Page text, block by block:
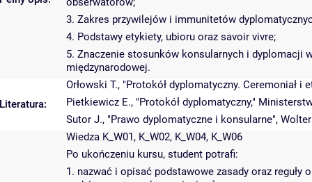
3. Zakres przywilejów i immunitetów
4. Podstawy etykiety, ubioru oraz savoir vivre;
5. Znaczenie stosunków konsularnych i dyplomacji
międzynarodowej.
Literatura:
Orłowski T., "Protokół dyplomatyczny. Ceremoniał
Pietkiewicz E., "Protokół dyplomatyczny,"
Sutor J., "Prawo dyplomatyczne i konsularne",
Wiedza K_W01, K_W02, K_W04, K_W06
Po ukończeniu kursu, student potrafi:
1. nazwać i opisać podstawowe zasady oraz